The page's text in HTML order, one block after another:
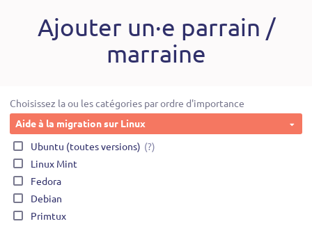
Ajouter un·e parrain /
marraine
Choisissez la ou les catégories par ordre d'importance
Aide à la migration sur Linux
Ubuntu (toutes versions) (?)
Linux Mint
Fedora
Debian
Primtux